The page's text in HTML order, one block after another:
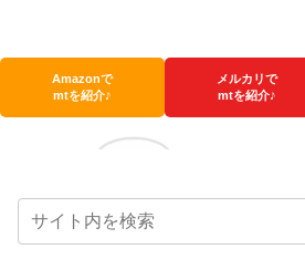
Amazonで
mtを紹介♪
メルカリで
mtを紹介♪